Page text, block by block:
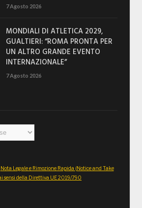
7 Agosto 2026
MONDIALI DI ATLETICA 2029,
GUALTIERI: “ROMA PRONTA PER
UN ALTRO GRANDE EVENTO
INTERNAZIONALE”
7 Agosto 2026
Nota Legale e Rimozione Rapida (Notice and Take
sensi della Direttiva UE 2019/790